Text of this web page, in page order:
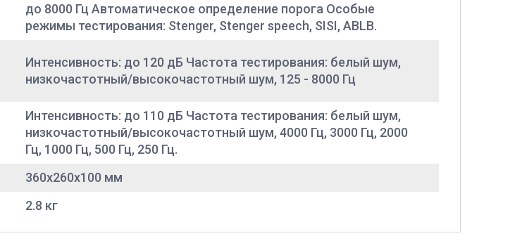
до 8000 Гц Автоматическое определение порога Особые
режимы тестирования: Stenger, Stenger speech, SISI, ABLB.
Интенсивность: до 120 дБ Частота тестирования: белый шум,
низкочастотный/высокочастотный шум, 125 - 8000 Гц
Интенсивность: до 110 дБ Частота тестирования: белый шум,
низкочастотный/высокочастотный шум, 4000 Гц, 3000 Гц, 2000
Гц, 1000 Гц, 500 Гц, 250 Гц.
360x260x100 мм
2.8 кг